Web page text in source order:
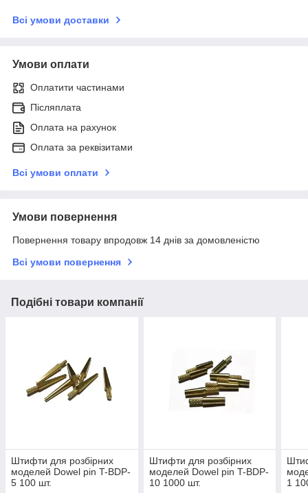
Всі умови доставки
Умови оплати
Оплатити частинами
Післяплата
Оплата на рахунок
Оплата за реквізитами
Всі умови оплати
Умови повернення
Повернення товару впродовж 14 днів за домовленістю
Всі умови повернення
Подібні товари компанії
Штифти для розбірних
моделей Dowel pin T-BDP-
5 100 шт.
Штифти для розбірних
моделей Dowel pin T-BDP-
10 1000 шт.
1